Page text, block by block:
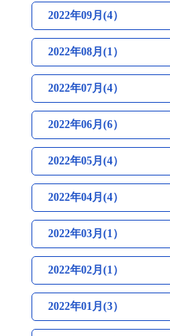
2022年09月(4）
2022年08月(1）
2022年07月(4）
2022年06月(6）
2022年05月(4）
2022年04月(4）
2022年03月(1）
2022年02月(1）
2022年01月(3）